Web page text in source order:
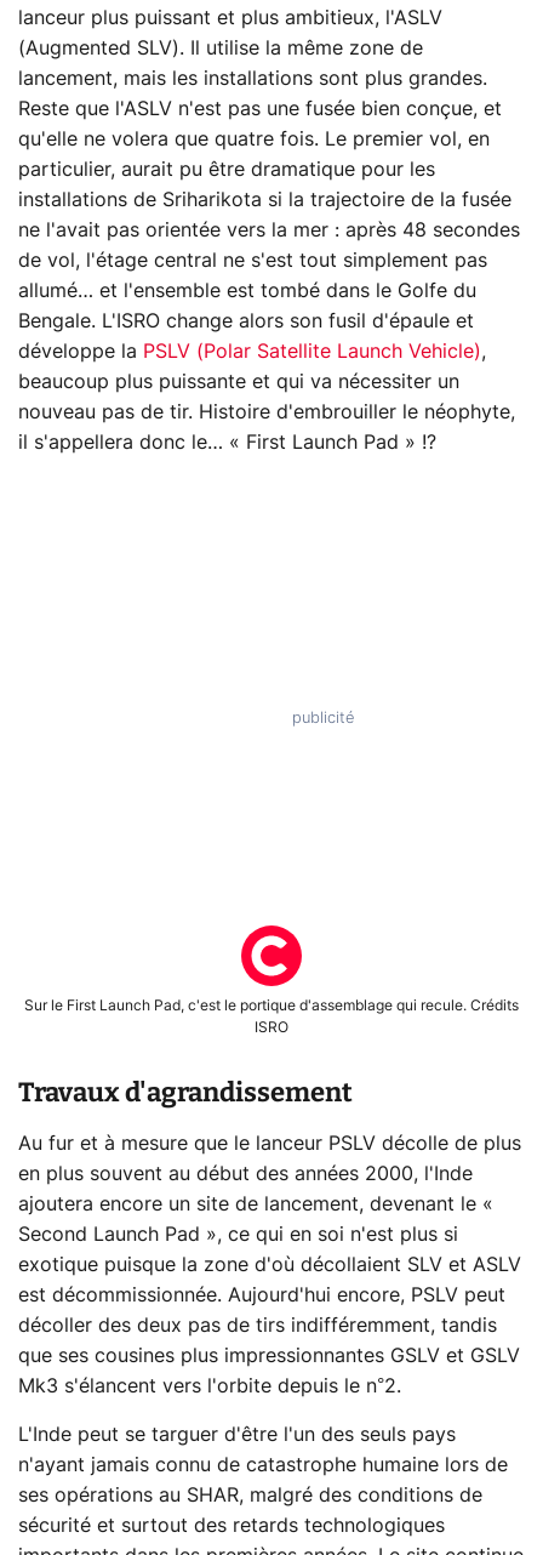
lanceur plus puissant et plus ambitieux, l'ASLV
(Augmented SLV). Il utilise la même zone de
lancement, mais les installations sont plus grandes.
Reste que l'ASLV n'est pas une fusée bien conçue, et
qu'elle ne volera que quatre fois. Le premier vol, en
particulier, aurait pu être dramatique pour les
installations de Sriharikota si la trajectoire de la fusée
ne l'avait pas orientée vers la mer : après 48 secondes
de vol, l'étage central ne s'est tout simplement pas
allumé… et l'ensemble est tombé dans le Golfe du
Bengale. L'ISRO change alors son fusil d'épaule et
développe la PSLV (Polar Satellite Launch Vehicle),
beaucoup plus puissante et qui va nécessiter un
nouveau pas de tir. Histoire d'embrouiller le néophyte,
il s'appellera donc le… « First Launch Pad » !?
Sur le First Launch Pad, c'est le portique d'assemblage qui recule. Crédits
ISRO
Travaux d'agrandissement
Au fur et à mesure que le lanceur PSLV décolle de plus
en plus souvent au début des années 2000, l'Inde
ajoutera encore un site de lancement, devenant le «
Second Launch Pad », ce qui en soi n'est plus si
exotique puisque la zone d'où décollaient SLV et ASLV
est décommissionnée. Aujourd'hui encore, PSLV peut
décoller des deux pas de tirs indifféremment, tandis
que ses cousines plus impressionnantes GSLV et GSLV
Mk3 s'élancent vers l'orbite depuis le n°2.
L'Inde peut se targuer d'être l'un des seuls pays
n'ayant jamais connu de catastrophe humaine lors de
ses opérations au SHAR, malgré des conditions de
sécurité et surtout des retards technologiques